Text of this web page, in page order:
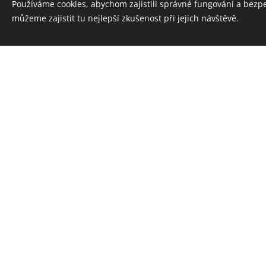
Používáme cookies, abychom zajistili správné fungování a
můžeme zajistit tu nejlepší zkušenost při jejich návštěvě.